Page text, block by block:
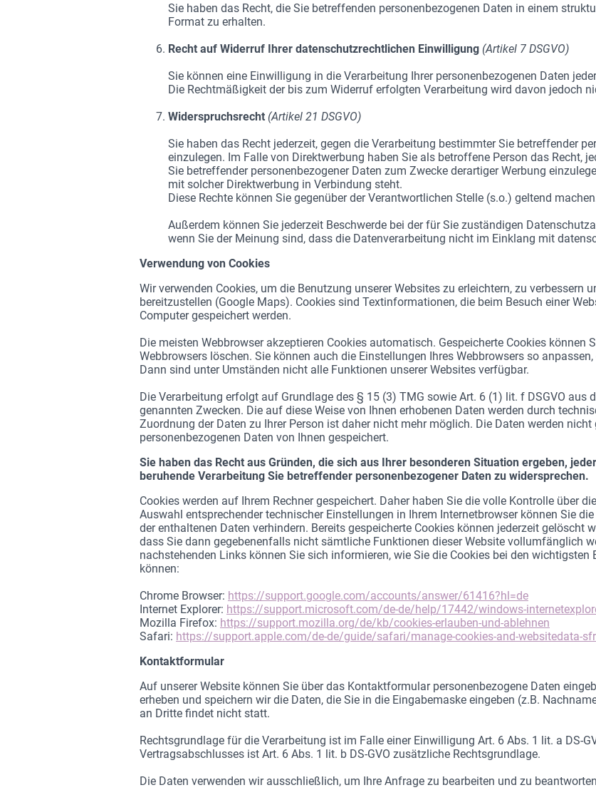
Sie haben das Recht, die Sie betreffenden personenbezogenen Daten in einem
Format zu erhalten.
Recht auf Widerruf Ihrer datenschutzrechtlichen Einwilligung (Artikel 7 DSGVO)
Sie können eine Einwilligung in die Verarbeitung Ihrer personenbezogenen Daten
Die Rechtmäßigkeit der bis zum Widerruf erfolgten Verarbeitung wird davon jedoch
Widerspruchsrecht (Artikel 21 DSGVO)
Sie haben das Recht jederzeit, gegen die Verarbeitung bestimmter Sie betreffender
einzulegen. Im Falle von Direktwerbung haben Sie als betroffene Person das Recht,
Sie betreffender personenbezogener Daten zum Zwecke derartiger Werbung
mit solcher Direktwerbung in Verbindung steht.
Diese Rechte können Sie gegenüber der Verantwortlichen Stelle (s.o.) geltend
Außerdem können Sie jederzeit Beschwerde bei der für Sie zuständigen
wenn Sie der Meinung sind, dass die Datenverarbeitung nicht im Einklang mit
Verwendung von Cookies
Wir verwenden Cookies, um die Benutzung unserer Websites zu erleichtern, zu verbessern
bereitzustellen (Google Maps). Cookies sind Textinformationen, die beim Besuch einer
Computer gespeichert werden.
Die meisten Webbrowser akzeptieren Cookies automatisch. Gespeicherte Cookies können
Webbrowsers löschen. Sie können auch die Einstellungen Ihres Webbrowsers so
Dann sind unter Umständen nicht alle Funktionen unserer Websites verfügbar.
Die Verarbeitung erfolgt auf Grundlage des § 15 (3) TMG sowie Art. 6 (1) lit. f DSGVO aus
genannten Zwecken. Die auf diese Weise von Ihnen erhobenen Daten werden durch
Zuordnung der Daten zu Ihrer Person ist daher nicht mehr möglich. Die Daten werden
personenbezogenen Daten von Ihnen gespeichert.
Sie haben das Recht aus Gründen, die sich aus Ihrer besonderen Situation ergeben,
beruhende Verarbeitung Sie betreffender personenbezogener Daten zu widersprechen.
Cookies werden auf Ihrem Rechner gespeichert. Daher haben Sie die volle Kontrolle über
Auswahl entsprechender technischer Einstellungen in Ihrem Internetbrowser können Sie
der enthaltenen Daten verhindern. Bereits gespeicherte Cookies können jederzeit gelöscht
dass Sie dann gegebenenfalls nicht sämtliche Funktionen dieser Website vollumfänglich
nachstehenden Links können Sie sich informieren, wie Sie die Cookies bei den
können:
Chrome Browser: https://support.google.com/accounts/answer/61416?hl=de
Internet Explorer: https://support.microsoft.com/de-de/help/17442/windows-
Mozilla Firefox: https://support.mozilla.org/de/kb/cookies-erlauben-und-ablehnen
Safari: https://support.apple.com/de-de/guide/safari/manage-cookies-and-websitedata-
Kontaktformular
Auf unserer Website können Sie über das Kontaktformular personenbezogene Daten
erheben und speichern wir die Daten, die Sie in die Eingabemaske eingeben (z.B.
an Dritte findet nicht statt.
Rechtsgrundlage für die Verarbeitung ist im Falle einer Einwilligung Art. 6 Abs. 1 lit. a DS-
Vertragsabschlusses ist Art. 6 Abs. 1 lit. b DS-GVO zusätzliche Rechtsgrundlage.
Die Daten verwenden wir ausschließlich, um Ihre Anfrage zu bearbeiten und zu